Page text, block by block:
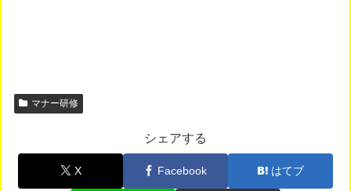
マナー研修
シェアする
X Facebook はてブ